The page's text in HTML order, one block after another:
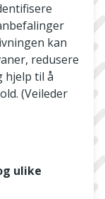
kan
redusere
hjelp til å
(Veileder
ulike